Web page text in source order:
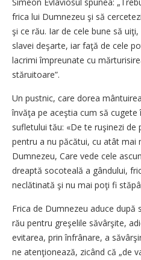
frica lui Dumnezeu şi să
şi ce rău. Iar de cele bune să
slavei deşarte, iar faţă de cele
lacrimi împreunate cu
stăruitoare”.
Un pustnic, care dorea
învăţa pe aceştia cum să cugete
sufletului tău: «De te ruşinezi de
pentru a nu păcătui, cu atât mai
Dumnezeu, Care vede cele
dreaptă socoteală a gândului,
neclătinată şi nu mai poţi fi
Frica de Dumnezeu aduce după
rău pentru greşelile săvârşite,
evitarea, prin înfrânare, a
ne atenţionează, zicând că „de